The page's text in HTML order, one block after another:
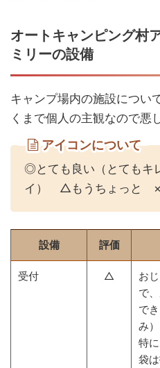
オートキャンピング村
ミリーの設備
キャンプ場内の施設につい
くまで個人の主観なので悪
アイコンについて
◎とても良い（とても
イ） △もうちょっと ×
設備 評価
受付 △
お
で
で
み
特
袋